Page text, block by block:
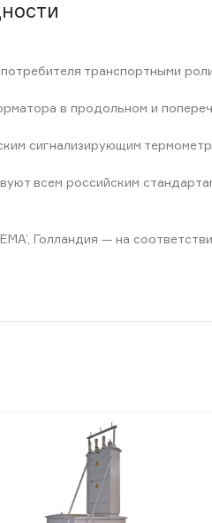
транспортными
в продольном и
сигнализирующим
всем российским
Голландия — на